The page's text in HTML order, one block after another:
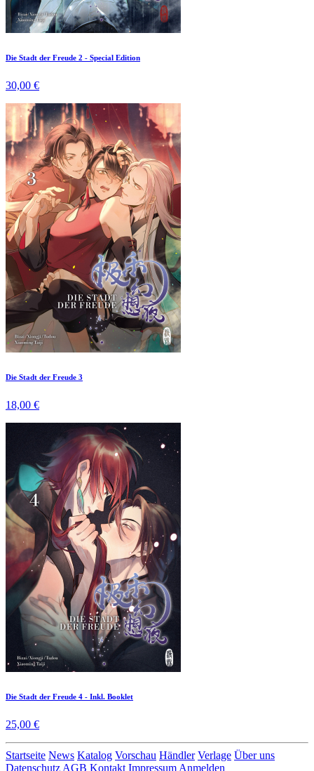
Die Stadt der Freude 2 - Special Edition
30,00 €
Die Stadt der Freude 3
18,00 €
Die Stadt der Freude 4 - Inkl. Booklet
25,00 €
Startseite News Katalog Vorschau Händler Verlage Über uns
Datenschutz AGB Kontakt Impressum Anmelden